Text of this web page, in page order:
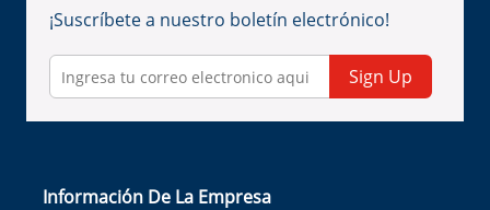
¡Suscríbete a nuestro boletín electrónico!
Sign Up
Información De La Empresa